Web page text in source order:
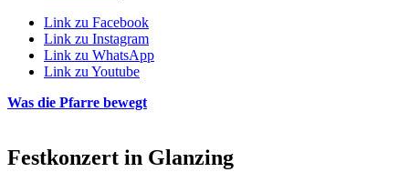
Link zu Facebook
Link zu Instagram
Link zu WhatsApp
Link zu Youtube
Was die Pfarre bewegt
Festkonzert in Glanzing